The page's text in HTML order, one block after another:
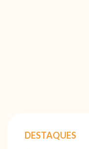
DESTAQUES